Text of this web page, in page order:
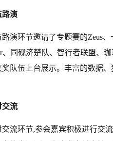
路演
演环节邀请了专题赛的Zeus、
、同砚济楚队、智行者联盟、
奖队伍上台展示。丰富的数据
交流
交流环节,参会嘉宾积极进行交